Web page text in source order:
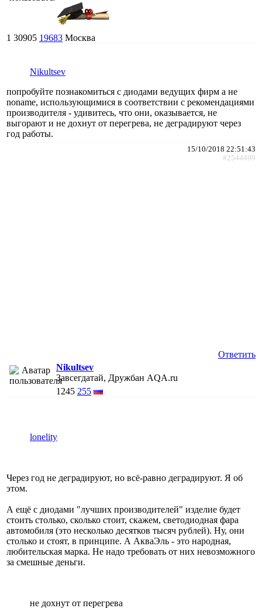
1 30905 19683 Москва
Nikultsev
попробуйте познакомиться с диодами ведущих фирм а не
noname, использующимися в соответствии с рекомендациями
производителя - удивитесь, что они, оказывается, не
выгорают и не дохнут от перегрева, не деградируют через
год работы.
15/10/2018 22:51:43
#2544499
Ответить
Nikultsev
Завсегдатай, Дружбан AQA.ru
1245 255
lonelity
Через год не деградируют, но всё-равно деградируют. Я об
этом.
А ещё с диодами "лучших производителей" изделие будет
стоить столько, сколько стоит, скажем, светодиодная фара
автомобиля (это несколько десятков тысяч рублей). Ну, они
столько и стоят, в принципе. А АкваЭль - это народная,
любительская марка. Не надо требовать от них невозможного
за смешные деньги.
не дохнут от перегрева